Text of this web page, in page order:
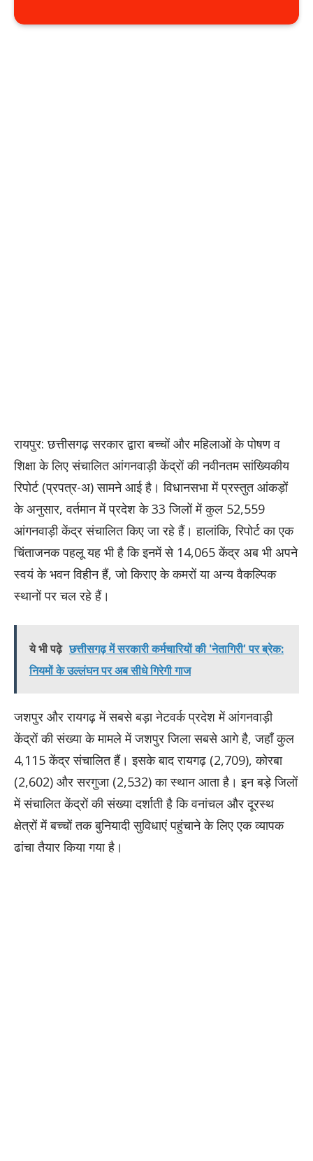
रायपुर: छत्तीसगढ़ सरकार द्वारा बच्चों और महिलाओं के पोषण व
शिक्षा के लिए संचालित आंगनवाड़ी केंद्रों की नवीनतम सांख्यिकीय
रिपोर्ट (प्रपत्र-अ) सामने आई है। विधानसभा में प्रस्तुत आंकड़ों
के अनुसार, वर्तमान में प्रदेश के 33 जिलों में कुल 52,559
आंगनवाड़ी केंद्र संचालित किए जा रहे हैं। हालांकि, रिपोर्ट का एक
चिंताजनक पहलू यह भी है कि इनमें से 14,065 केंद्र अब भी अपने
स्वयं के भवन विहीन हैं, जो किराए के कमरों या अन्य वैकल्पिक
स्थानों पर चल रहे हैं।
ये भी पढ़े छत्तीसगढ़ में सरकारी कर्मचारियों की 'नेतागिरी' पर ब्रेक:
नियमों के उल्लंघन पर अब सीधे गिरेगी गाज
जशपुर और रायगढ़ में सबसे बड़ा नेटवर्क प्रदेश में आंगनवाड़ी
केंद्रों की संख्या के मामले में जशपुर जिला सबसे आगे है, जहाँ कुल
4,115 केंद्र संचालित हैं। इसके बाद रायगढ़ (2,709), कोरबा
(2,602) और सरगुजा (2,532) का स्थान आता है। इन बड़े जिलों
में संचालित केंद्रों की संख्या दर्शाती है कि वनांचल और दूरस्थ
क्षेत्रों में बच्चों तक बुनियादी सुविधाएं पहुंचाने के लिए एक व्यापक
ढांचा तैयार किया गया है।